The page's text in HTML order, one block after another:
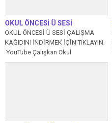
OKUL ÖNCESİ Ü SESİ
OKUL ÖNCESİ Ü SESİ ÇALIŞMA
KAĞIDINI İNDİRMEK İÇİN TIKLAYIN.
YouTube Çalışkan Okul
kanalımızdaki ve...